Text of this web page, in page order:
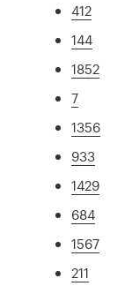
412
144
1852
7
1356
933
1429
684
1567
211